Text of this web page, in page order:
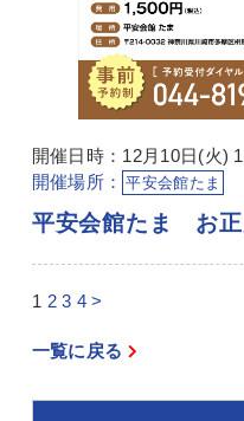
開催日時：12月10日(火)
開催場所：
平安会館たま
平安会館たま お正
1 2 3 4 >
一覧に戻る